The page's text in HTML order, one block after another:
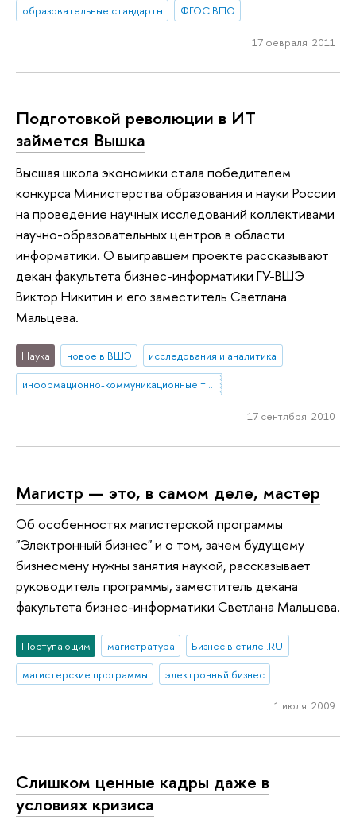
образовательные стандарты ФГОС ВПО
17 февраля 2011
Подготовкой революции в ИТ
займется Вышка
Высшая школа экономики стала победителем
конкурса Министерства образования и науки России
на проведение научных исследований коллективами
научно-образовательных центров в области
информатики. О выигравшем проекте рассказывают
декан факультета бизнес-информатики ГУ-ВШЭ
Виктор Никитин и его заместитель Светлана
Мальцева.
Наука новое в ВШЭ
исследования и аналитика
информационно-коммуникационные технологии
17 сентября 2010
Магистр — это, в самом деле, мастер
Об особенностях магистерской программы
"Электронный бизнес" и о том, зачем будущему
бизнесмену нужны занятия наукой, рассказывает
руководитель программы, заместитель декана
факультета бизнес-информатики Светлана Мальцева.
Поступающим магистратура
Бизнес в стиле .RU
магистерские программы
электронный бизнес
1 июля 2009
Слишком ценные кадры даже в
условиях кризиса